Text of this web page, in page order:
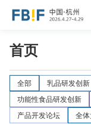
首页
全部 乳品研发创新
功能性食品研发创新
产品开发论坛
全